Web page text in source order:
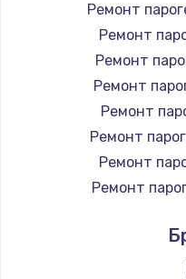
Ремонт
Ремонт
Ремонт
Ремонт
Ремонт
Ремонт
Ремонт
Ремонт
Ремонт
Ремонт